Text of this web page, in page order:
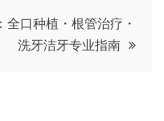
口种植・根管治疗・
洗牙洁牙专业指南